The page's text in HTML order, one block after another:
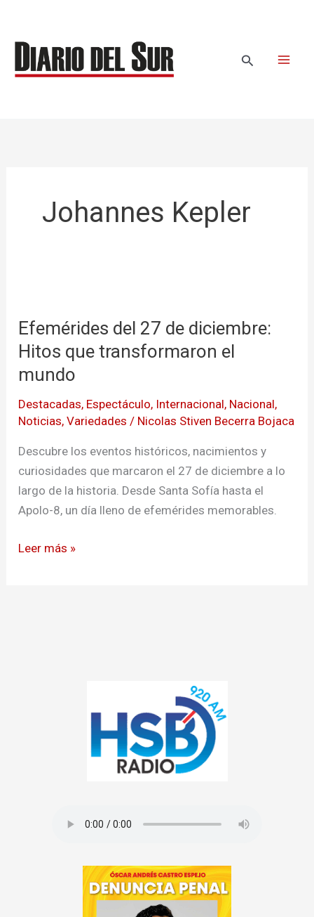
contenido
Buscar
Johannes Kepler
Efemérides del 27 de diciembre:
Hitos que transformaron el
mundo
Destacadas, Espectáculo, Internacional, Nacional,
Noticias,Variedades / Nicolas Stiven Becerra Bojaca
Descubre los eventos históricos, nacimientos y
curiosidades que marcaron el 27 de diciembre a lo
largo de la historia. Desde Santa Sofía hasta el
Apolo-8, un día lleno de efemérides memorables.
27
de
diciembre:
que
transformaron
el
mundo
Leer más »